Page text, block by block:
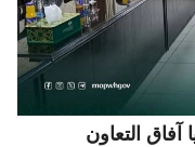
التعاون